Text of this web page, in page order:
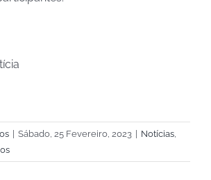
Sábado, 25 Fevereiro, 2023 Notícias